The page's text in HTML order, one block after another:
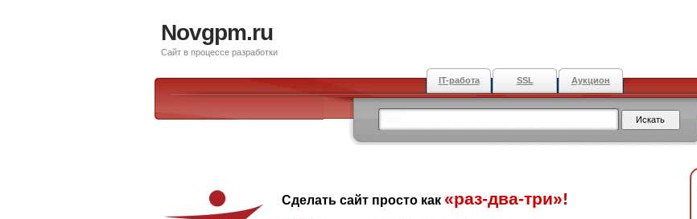
Novgpm.ru
Сайт в процессе разработки
IT-работа SSL Аукцион
Сделать сайт просто как «раз-два-три»!